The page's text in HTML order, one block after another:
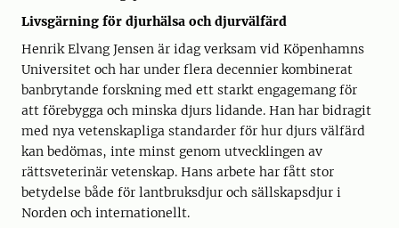
Livsgärning för djurhälsa och djurvälfärd
Henrik Elvang Jensen är idag verksam vid Köpenhamns
Universitet och har under flera decennier kombinerat
banbrytande forskning med ett starkt engagemang för
att förebygga och minska djurs lidande. Han har bidragit
med nya vetenskapliga standarder för hur djurs välfärd
kan bedömas, inte minst genom utvecklingen av
rättsveterinär vetenskap. Hans arbete har fått stor
betydelse både för lantbruksdjur och sällskapsdjur i
Norden och internationellt.